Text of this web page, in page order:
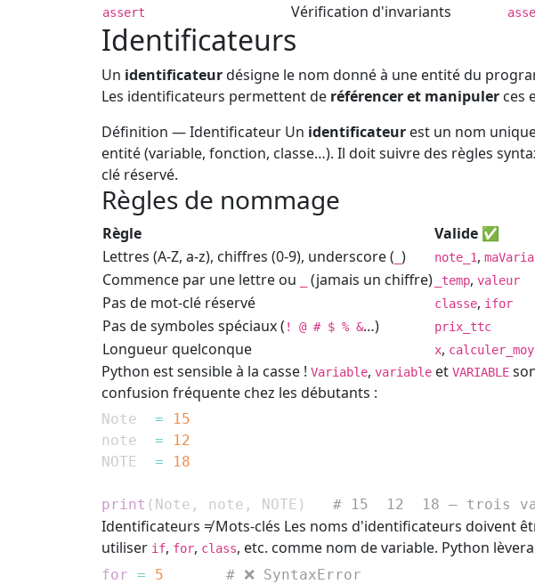
assert
Vérification d'invariants
Identificateurs
Un identificateurdésigne le nom donné à une entité du
Les identificateurs permettent de référencer et manipuler ces
Définition — Identificateur Un identificateur est un nom
entité (variable, fonction, classe…). Il doit suivre des règles
clé réservé.
Règles de nommage
Règle Valide ✅
Lettres (A-Z, a-z), chiffres (0-9), underscore ( ) note_1,
Commence par une lettre ou (jamais un chiffre) _temp, valeur
Pas de mot-clé réservé classe, ifor
Pas de symboles spéciaux ( ! @ # $ % &…) prix_ttc
Longueur quelconque x,
Python est sensible à la casse ! Variable, variable et VARIABLE
confusion fréquente chez les débutants :
Note =
15
note =
12
NOTE = 18
print ( Note , note , NOTE ) # 15  12  18 — trois
Identificateurs ≠ Mots-clés Les noms d'identificateurs doivent
utiliser if, for, class, etc. comme nom de variable. Python
for = 5 # ❌ SyntaxError